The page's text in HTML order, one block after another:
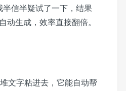
信半疑试了一下，结果
生成，效率直接翻倍。
文字粘进去，它能自动帮